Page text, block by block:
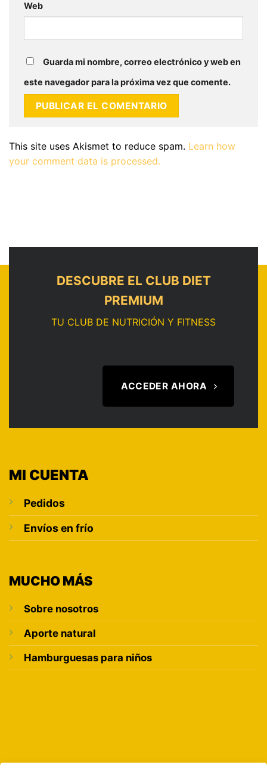
Web
Guarda mi nombre, correo electrónico y web en
este navegador para la próxima vez que comente.
This site uses Akismet to reduce spam. Learn how
your comment data is processed.
DESCUBRE EL CLUB DIET
PREMIUM
TU CLUB DE NUTRICIÓN Y FITNESS
ACCEDER AHORA
MI CUENTA
Pedidos
Envíos en frío
MUCHO MÁS
Sobre nosotros
Aporte natural
Hamburguesas para niños